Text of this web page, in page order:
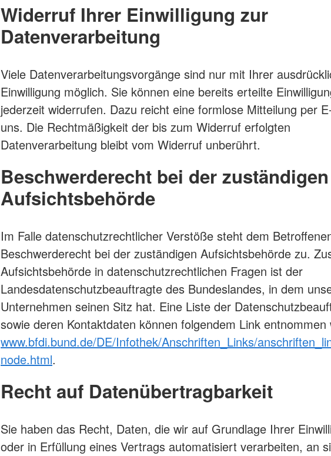
Widerruf Ihrer Einwilligung zur
Datenverarbeitung
Viele Datenverarbeitungsvorgänge sind nur mit Ihrer
Einwilligung möglich. Sie können eine bereits erteilte
jederzeit widerrufen. Dazu reicht eine formlose Mitteilung per
uns. Die Rechtmäßigkeit der bis zum Widerruf erfolgten
Datenverarbeitung bleibt vom Widerruf unberührt.
Beschwerderecht bei der zuständigen
Aufsichtsbehörde
Im Falle datenschutzrechtlicher Verstöße steht dem
Beschwerderecht bei der zuständigen Aufsichtsbehörde zu.
Aufsichtsbehörde in datenschutzrechtlichen Fragen ist der
Landesdatenschutzbeauftragte des Bundeslandes, in dem
Unternehmen seinen Sitz hat. Eine Liste der
sowie deren Kontaktdaten können folgendem Link entnommen
www.bfdi.bund.de/DE/Infothek/Anschriften_Links/
node.html.
Recht auf Datenübertragbarkeit
Sie haben das Recht, Daten, die wir auf Grundlage Ihrer
oder in Erfüllung eines Vertrags automatisiert verarbeiten, an